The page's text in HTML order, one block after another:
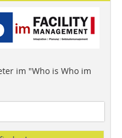
im "Who is Who im